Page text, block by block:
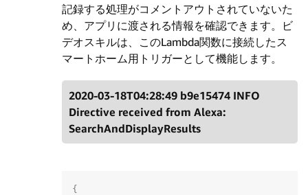
記録する処理がコメントアウトされていないた
め、アプリに渡される情報を確認できます。ビ
デオスキルは、このLambda関数に接続したス
マートホーム用トリガーとして機能します。
2020-03-18T04:28:49 b9e15474 INFO
Directive received from Alexa:
SearchAndDisplayResults
{